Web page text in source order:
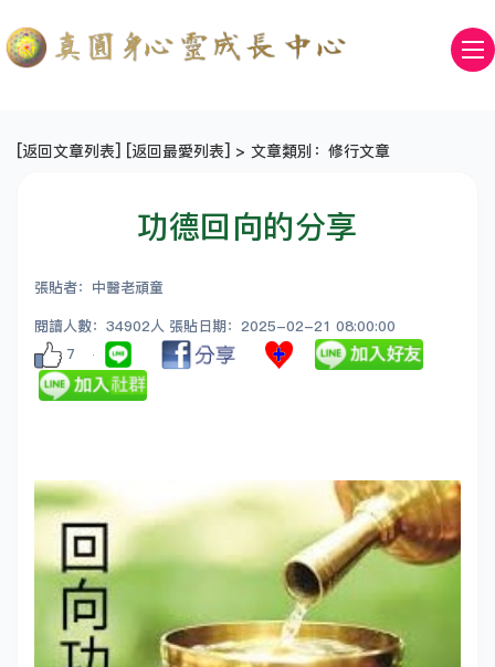
[返回文章列表] [返回最愛列表] > 文章類別：修行文章
功德回向的分享
張貼者：中醫老頑童
閱讀人數：34902人 張貼日期：2025-02-21 08:00:00
7